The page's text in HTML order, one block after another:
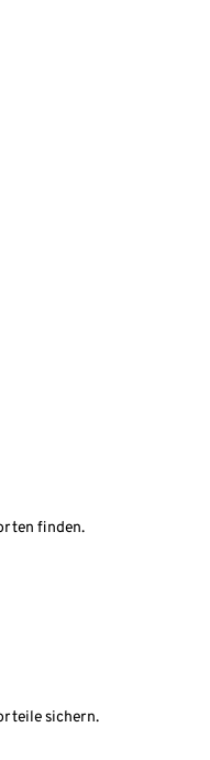
finden.
sichern.